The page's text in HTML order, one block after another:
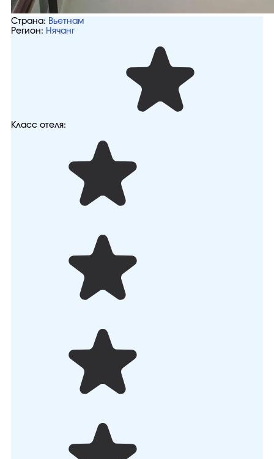
Страна: Вьетнам
Регион: Нячанг
Класс отеля: